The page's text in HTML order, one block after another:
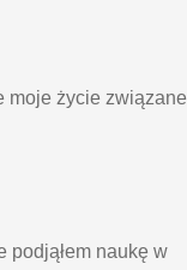
moje życie związane
podjąłem naukę w